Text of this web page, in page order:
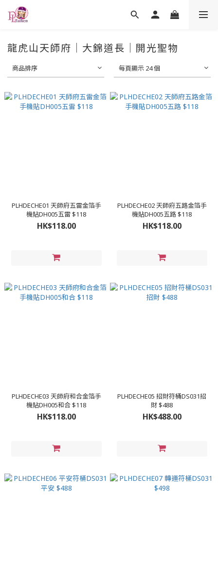
龍虎山天師府｜大錦道長｜開光聖物
商品排序 每頁顯示 24 個
PLHDECHE01 天師府五雷金箔手
機貼DH005五雷 $118
HK$118.00
PLHDECHE02 天師府五路金箔手
機貼DH005五路 $118
HK$118.00
PLHDECHE03 天師府和合金箔手
機貼DH005和合 $118
HK$118.00
PLHDECHE05 招財符桶DS031招
財 $488
HK$488.00